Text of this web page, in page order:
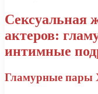
Сексуальная
актеров:
интимные
Гламурные пары